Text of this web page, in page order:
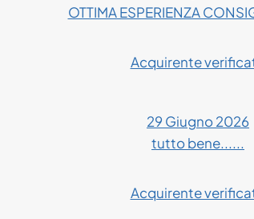
OTTIMA ESPERIENZA
Acquirente
29 Giugno 2026
tutto bene......
Acquirente